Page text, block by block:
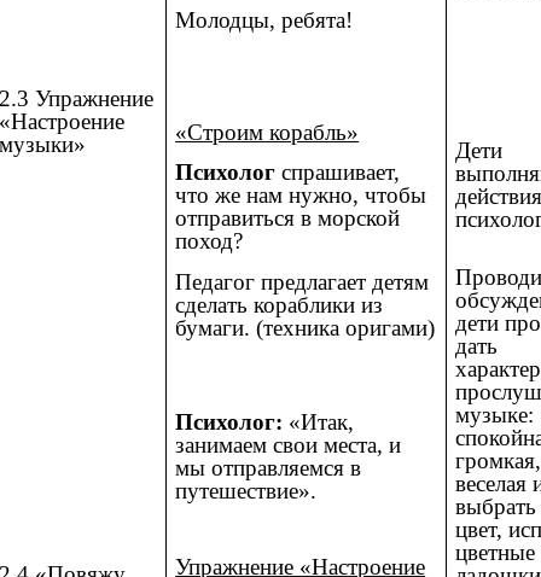
2.3 Упражнение
«Настроение
музыки»
Молодцы, ребята!
«Строим корабль»
Психолог спрашивает,
что же нам нужно, чтобы
отправиться в морской
поход?
Педагог предлагает детям
сделать кораблики из
бумаги. (техника оригами)
Психолог: «Итак,
занимаем свои места, и
мы отправляемся в
путешествие».
Упражнение «Настроение
Дети
дети
дать
музыке:
громкая,
веселая
выбрать
цвет,
цветные